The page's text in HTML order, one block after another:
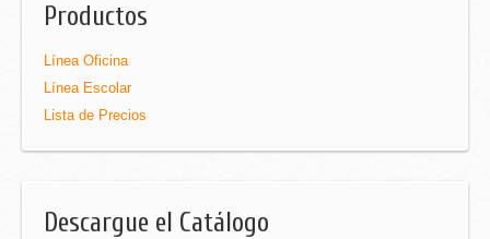
Productos
Línea Oficina
Línea Escolar
Lista de Precios
Descargue el Catálogo